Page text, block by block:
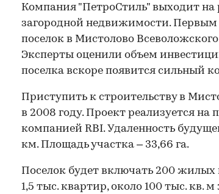
Компания "ПетроСтиль" выходит
загородной недвижимости.
поселок в Мистолово
Эксперты оценили объем
поселка вскоре появится сильный
Приступить к строительству в
в 2008 году. Проект реализуется на
компанией RBI. Удаленность
км. Площадь участка – 33,66 га.
Поселок будет включать 200
1,5 тыс. квартир, около 100 тыс. кв.